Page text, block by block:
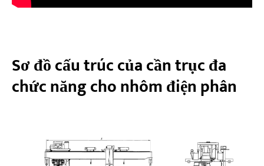
Sơ đồ cấu trúc của cần trục đa
chức năng cho nhôm điện phân